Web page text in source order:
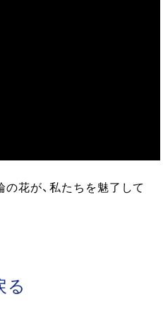
花が、私たちを魅了して
る